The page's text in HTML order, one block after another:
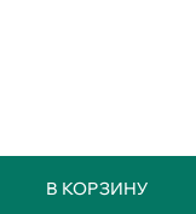
В КОРЗИНУ